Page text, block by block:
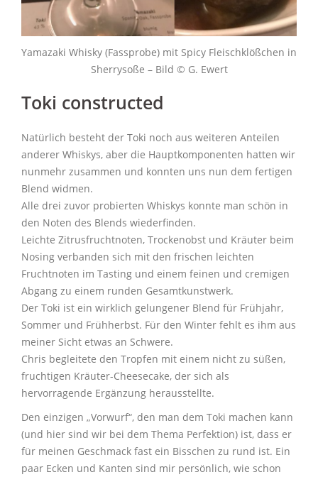
Yamazaki Whisky (Fassprobe) mit Spicy Fleischklößchen in
Sherrysoße – Bild © G. Ewert
Toki constructed
Natürlich besteht der Toki noch aus weiteren Anteilen
anderer Whiskys, aber die Hauptkomponenten hatten wir
nunmehr zusammen und konnten uns nun dem fertigen
Blend widmen.
Alle drei zuvor probierten Whiskys konnte man schön in
den Noten des Blends wiederfinden.
Leichte Zitrusfruchtnoten, Trockenobst und Kräuter beim
Nosing verbanden sich mit den frischen leichten
Fruchtnoten im Tasting und einem feinen und cremigen
Abgang zu einem runden Gesamtkunstwerk.
Der Toki ist ein wirklich gelungener Blend für Frühjahr,
Sommer und Frühherbst. Für den Winter fehlt es ihm aus
meiner Sicht etwas an Schwere.
Chris begleitete den Tropfen mit einem nicht zu süßen,
fruchtigen Kräuter-Cheesecake, der sich als
hervorragende Ergänzung herausstellte.
Den einzigen „Vorwurf“, den man dem Toki machen kann
(und hier sind wir bei dem Thema Perfektion) ist, dass er
für meinen Geschmack fast ein Bisschen zu rund ist. Ein
paar Ecken und Kanten sind mir persönlich, wie schon